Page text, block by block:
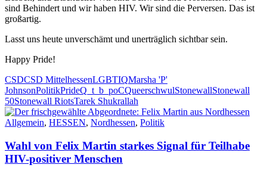
sind Behindert und wir haben HIV. Wir sind die Perversen. Das ist
großartig.
Lasst uns heute unverschämt und unerträglich sichtbar sein.
Happy Pride!
CSDCSD MittelhessenLGBTIQMarsha 'P'
JohnsonPolitikPrideQ_t_b_poCQueerschwulStonewallStonewall
50Stonewall RiotsTarek Shukrallah
Allgemein, HESSEN, Nordhessen, Politik
Wahl von Felix Martin starkes Signal für Teilhabe
HIV-positiver Menschen